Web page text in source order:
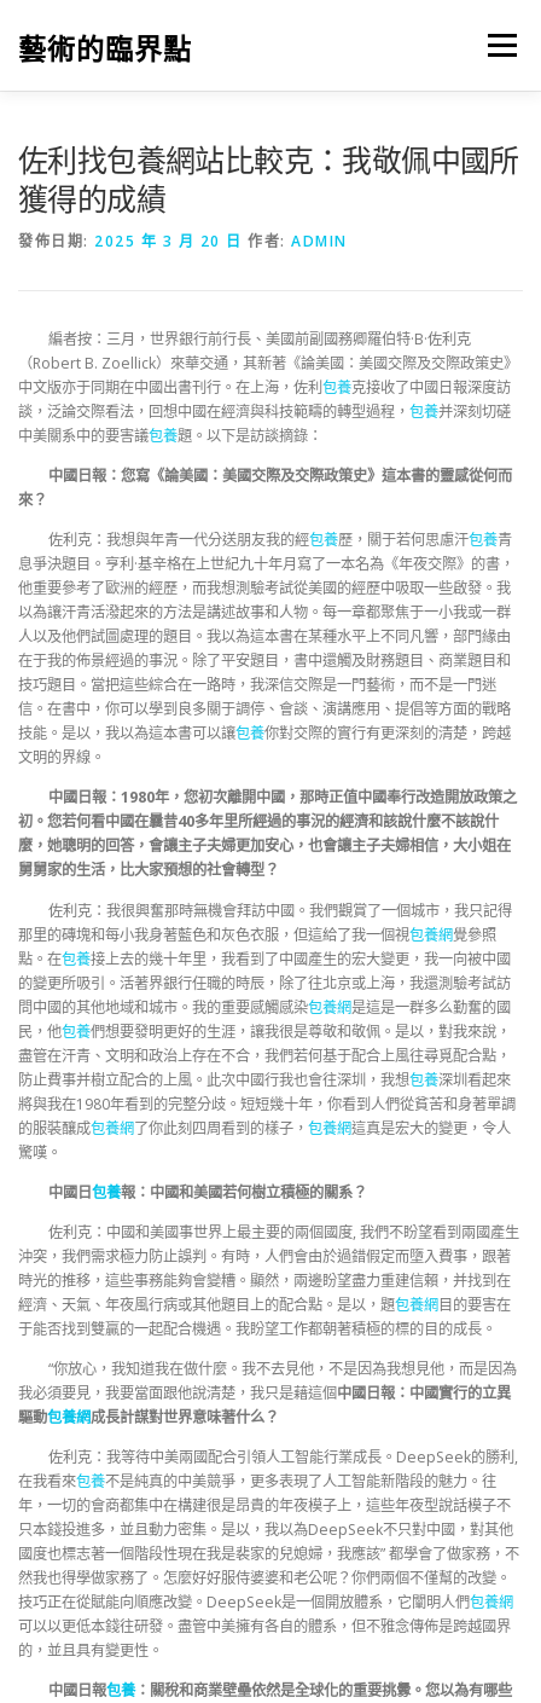
藝術的臨界點 選單
佐利找包養網站比較克：我敬佩中國所
獲得的成績
發佈日期: 2025 年 3 月 20 日 作者: ADMIN
編者按：三月，世界銀行前行長、美國前副國務卿羅伯特·B·佐利克
（Robert B. Zoellick）來華交通，其新著《論美國：美國交際及交際政策史》
中文版亦于同期在中國出書刊行。在上海，佐利包養克接收了中國日報深度訪
談，泛論交際看法，回想中國在經濟與科技範疇的轉型過程， 包養并深刻切磋
中美關系中的要害議包養題。以下是訪談摘錄：
中國日報：您寫《論美國：美國交際及交際政策史》這本書的靈感從何而
來？
佐利克：我想與年青一代分送朋友我的經包養歷，關于若何思慮汗包養青
息爭決題目。亨利·基辛格在上世紀九十年月寫了一本名為《年夜交際》的書，
他重要參考了歐洲的經歷，而我想測驗考試從美國的經歷中吸取一些啟發。我
以為讓汗青活潑起來的方法是講述故事和人物。每一章都聚焦于一小我或一群
人以及他們試圖處理的題目。我以為這本書在某種水平上不同凡響，部門緣由
在于我的佈景經過的事況。除了平安題目，書中還觸及財務題目、商業題目和
技巧題目。當把這些綜合在一路時，我深信交際是一門藝術，而不是一門迷
信。在書中，你可以學到良多關于調停、會談、演講應用、提倡等方面的戰略
技能。是以，我以為這本書可以讓包養你對交際的實行有更深刻的清楚，跨越
文明的界線。
中國日報：1980年，您初次離開中國，那時正值中國奉行改造開放政策之
初。您若何看中國在曩昔40多年里所經過的事況的經濟和該說什麼不該說什
麼，她聰明的回答，會讓主子夫婦更加安心，也會讓主子夫婦相信，大小姐在
舅舅家的生活，比大家預想的社會轉型？
佐利克：我很興奮那時無機會拜訪中國。我們觀賞了一個城市，我只記得
那里的磚塊和每小我身著藍色和灰色衣服，但這給了我一個視包養網覺參照
點。在包養接上去的幾十年里，我看到了中國產生的宏大變更，我一向被中國
的變更所吸引。活著界銀行任職的時辰，除了往北京或上海，我還測驗考試訪
問中國的其他地域和城市。我的重要感觸感染包養網是這是一群多么勤奮的國
民，他包養們想要發明更好的生涯，讓我很是尊敬和敬佩。是以，對我來說，
盡管在汗青、文明和政治上存在不合，我們若何基于配合上風往尋覓配合點，
防止費事并樹立配合的上風。此次中國行我也會往深圳，我想包養深圳看起來
將與我在1980年看到的完整分歧。短短幾十年，你看到人們從貧苦和身著單調
的服裝釀成包養網了你此刻四周看到的樣子， 包養網這真是宏大的變更，令人
驚嘆。
中國日包養報：中國和美國若何樹立積極的關系？
佐利克：中國和美國事世界上最主要的兩個國度, 我們不盼望看到兩國產生
沖突，我們需求極力防止誤判。有時，人們會由於過錯假定而墮入費事，跟著
時光的推移，這些事務能夠會變糟。顯然，兩邊盼望盡力重建信賴，并找到在
經濟、天氣、年夜風行病或其他題目上的配合點。是以，題包養網目的要害在
于能否找到雙贏的一起配合機遇。我盼望工作都朝著積極的標的目的成長。
“你放心，我知道我在做什麼。我不去見他，不是因為我想見他，而是因為
我必須要見，我要當面跟他說清楚，我只是藉這個中國日報：中國實行的立異
驅動包養網成長計謀對世界意味著什么？
佐利克：我等待中美兩國配合引領人工智能行業成長。DeepSeek的勝利,
在我看來包養不是純真的中美競爭，更多表現了人工智能新階段的魅力。往
年，一切的會商都集中在構建很是昂貴的年夜模子上，這些年夜型說話模子不
只本錢投進多，並且動力密集。是以，我以為DeepSeek不只對中國，對其他
國度也標志著一個階段性現在我是裴家的兒媳婦，我應該” 都學會了做家務，不
然我也得學做家務了。怎麼好好服侍婆婆和老公呢？你們兩個不僅幫的改變。
技巧正在從賦能向順應改變。DeepSeek是一個開放體系，它闡明人們包養網
可以以更低本錢往研發。盡管中美擁有各自的體系，但不雅念傳佈是跨越國界
的，並且具有變更性。
中國日報包養：關稅和商業壁壘依然是全球化的重要挑釁。您以為有哪些